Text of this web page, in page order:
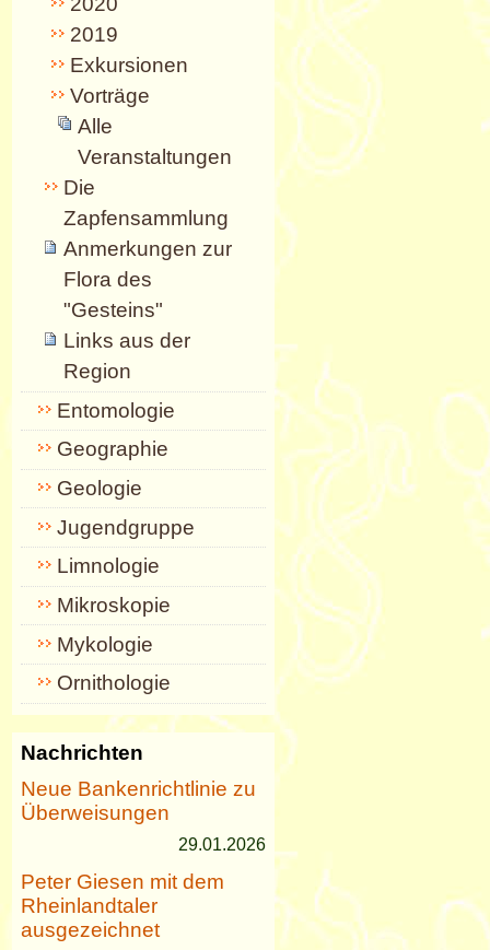
2019
Exkursionen
Vorträge
Alle
Veranstaltungen
Die
Zapfensammlung
Anmerkungen zur
Flora des
"Gesteins"
Links aus der
Region
Entomologie
Geographie
Geologie
Jugendgruppe
Limnologie
Mikroskopie
Mykologie
Ornithologie
Nachrichten
Neue Bankenrichtlinie zu
Überweisungen
29.01.2026
Peter Giesen mit dem
Rheinlandtaler
ausgezeichnet